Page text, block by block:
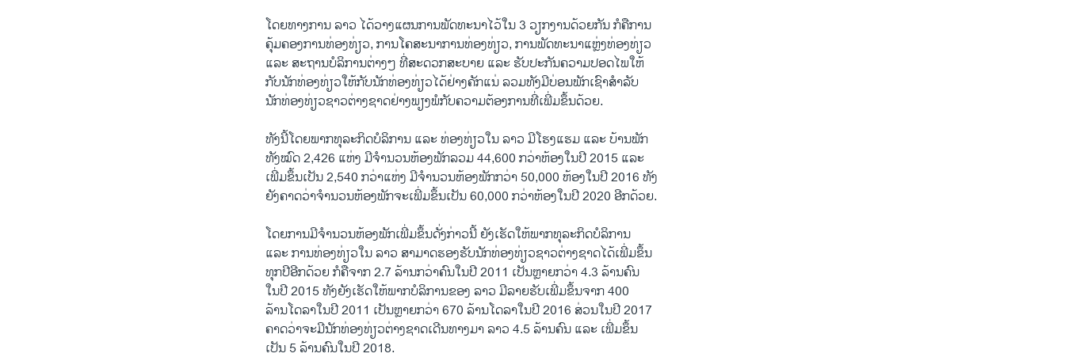
ໂດຍທາງການ ລາວ ໄດ້ວາງແຜນການພັດທະນາໄວ້ໃນ 3 ວຽກງານດ້ວຍກັນ ກໍຄືການ
ຄຸ້ມຄອງການທ່ອງທ່ຽວ, ການໂຄສະນາການທ່ອງທ່ຽວ, ການພັດທະນາແຫຼ່ງທ່ອງທ່ຽວ
ແລະ ສະຖານບໍລິການຕ່າງໆ ທີ່ສະດວກສະບາຍ ແລະ ຮັບປະກັນຄວາມປອດໄພໃຫ້
ກັບນັກທ່ອງທ່ຽວໃຫ້ກັບນັກທ່ອງທ່ຽວໄດ້ຢ່າງຄັກແນ່ ລວມທັງມີບ່ອນພັກເຊົາສຳລັບ
ນັກທ່ອງທ່ຽວຊາວຕ່າງຊາດຢ່າງພຽງພໍກັບຄວາມຕ້ອງການທີ່ເພີ່ມຂຶ້ນດ້ວຍ.
ທັງນີ້ໂດຍພາກທຸລະກິດບໍລິການ ແລະ ທ່ອງທ່ຽວໃນ ລາວ ມີໂຮງແຮມ ແລະ ບ້ານພັກ
ທັງໝົດ 2,426 ແຫ່ງ ມີຈຳນວນຫ້ອງພັກລວມ 44,600 ກວ່າຫ້ອງໃນປີ 2015 ແລະ
ເພີ່ມຂຶ້ນເປັນ 2,540 ກວ່າແຫ່ງ ມີຈຳນວນຫ້ອງພັກກວ່າ 50,000 ຫ້ອງໃນປີ 2016 ທັງ
ຍັງຄາດວ່າຈຳນວນຫ້ອງພັກຈະເພີ່ມຂຶ້ນເປັນ 60,000 ກວ່າຫ້ອງໃນປີ 2020 ອີກດ້ວຍ.
ໂດຍການມີຈຳນວນຫ້ອງພັກເພີ່ມຂຶ້ນດັ່ງກ່າວນີ້ ຍັງເຮັດໃຫ້ພາກທຸລະກິດບໍລິການ
ແລະ ການທ່ອງທ່ຽວໃນ ລາວ ສາມາດຮອງຮັບນັກທ່ອງທ່ຽວຊາວຕ່າງຊາດໄດ້ເພີ່ມຂຶ້ນ
ທຸກປີອີກດ້ວຍ ກໍຄືຈາກ 2.7 ລ້ານກວ່າຄົນໃນປີ 2011 ເປັນຫຼາຍກວ່າ 4.3 ລ້ານຄົນ
ໃນປີ 2015 ທັງຍັງເຮັດໃຫ້ພາກບໍລິການຂອງ ລາວ ມີລາຍຮັບເພີ່ມຂຶ້ນຈາກ 400
ລ້ານໂດລາໃນປີ 2011 ເປັນຫຼາຍກວ່າ 670 ລ້ານໂດລາໃນປີ 2016 ສ່ວນໃນປີ 2017
ຄາດວ່າຈະມີນັກທ່ອງທ່ຽວຕ່າງຊາດເດີນທາງມາ ລາວ 4.5 ລ້ານຄົນ ແລະ ເພີ່ມຂຶ້ນ
ເປັນ 5 ລ້ານຄົນໃນປີ 2018.